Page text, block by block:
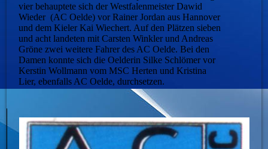
vier behauptete sich der Westfalenmeister Dawid
Wieder (AC Oelde) vor Rainer Jordan aus Hannover
und dem Kieler Kai Wiechert. Auf den Plätzen sieben
und acht landeten mit Carsten Winkler und Andreas
Gröne zwei weitere Fahrer des AC Oelde. Bei den
Damen konnte sich die Oelderin Silke Schlömer vor
Kerstin Wollmann vom MSC Herten und Kristina
Lier, ebenfalls AC Oelde, durchsetzen.